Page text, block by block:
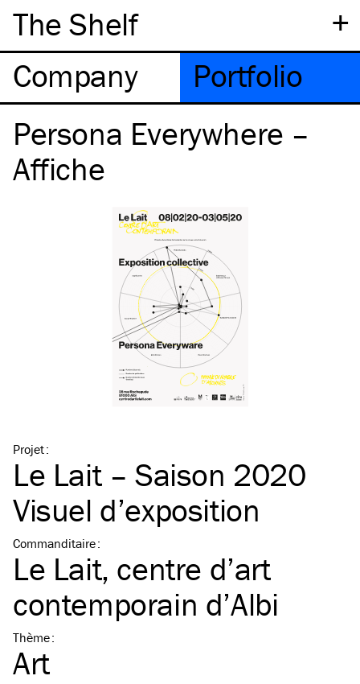
+
The Shelf
Company
Portfolio
Persona Everywhere –
Affiche
Projet:
Le Lait – Saison 2020
Visuel d’exposition
Commanditaire:
Le Lait, centre d’art
contemporain d’Albi
Thème:
Art